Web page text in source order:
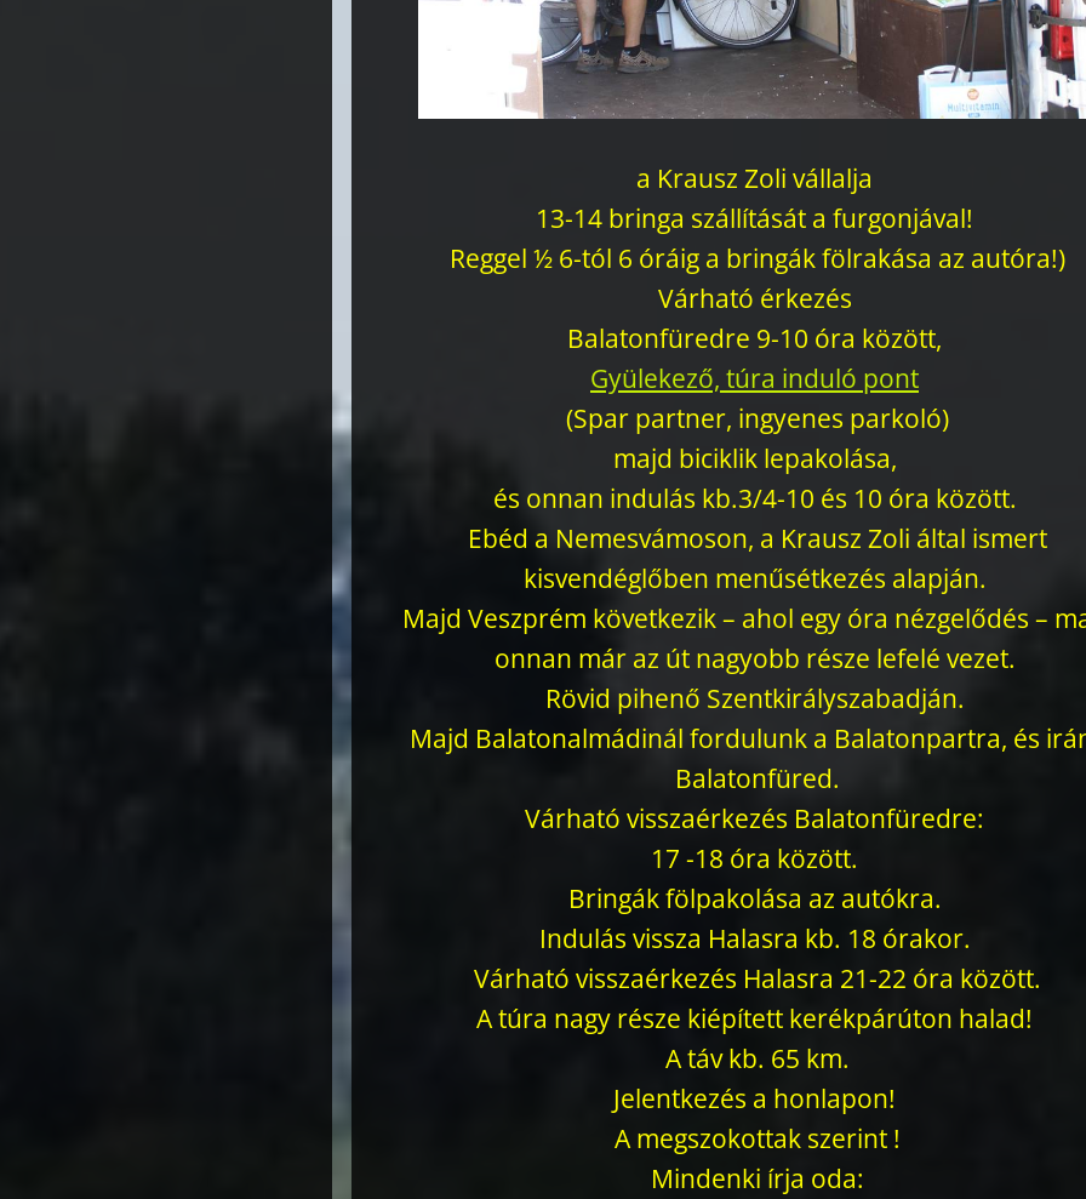
a Krausz Zoli vállalja
13-14 bringa szállítását a furgonjával!
Reggel ½ 6-tól 6 óráig a bringák fölrakása az autóra!)
Várható érkezés
Balatonfüredre 9-10 óra között,
Gyülekező, túra induló pont
(Spar partner, ingyenes parkoló)
majd biciklik lepakolása,
és onnan indulás kb.3/4-10 és 10 óra között.
Ebéd a Nemesvámoson, a Krausz Zoli által ismert
kisvendéglőben menűsétkezés alapján.
Majd Veszprém következik – ahol egy óra nézgelődés –
onnan már az út nagyobb része lefelé vezet.
Rövid pihenő Szentkirályszabadján.
Majd Balatonalmádinál fordulunk a Balatonpartra, és
Balatonfüred.
Várható visszaérkezés Balatonfüredre:
17 -18 óra között.
Bringák fölpakolása az autókra.
Indulás vissza Halasra kb. 18 órakor.
Várható visszaérkezés Halasra 21-22 óra között.
A túra nagy része kiépített kerékpárúton halad!
A táv kb. 65 km.
Jelentkezés a honlapon!
A megszokottak szerint !
Mindenki írja oda: